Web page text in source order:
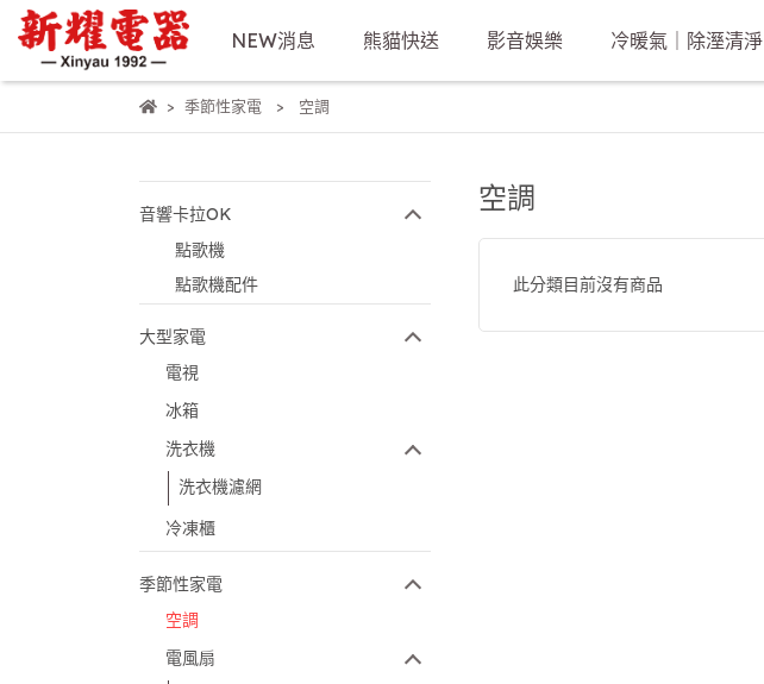
NEW消息 熊貓快送 影音娛樂 冷暖氣｜除溼清淨
季節性家電 空調
音響卡拉OK
點歌機
點歌機配件
大型家電
電視
冰箱
洗衣機
洗衣機濾網
冷凍櫃
季節性家電
空調
電風扇
空調
此分類目前沒有商品